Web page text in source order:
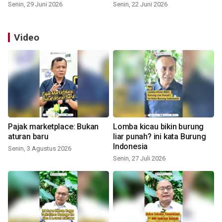
Senin, 29 Juni 2026 Senin, 22 Juni 2026
Video
Pajak marketplace: Bukan
aturan baru
Senin, 3 Agustus 2026
Lomba kicau bikin burung
liar punah? ini kata Burung
Indonesia
Senin, 27 Juli 2026